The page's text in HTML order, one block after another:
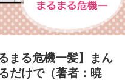
まる危機一髪】まん
だけで（著者：暁